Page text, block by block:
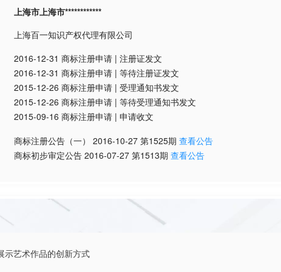
上海市上海市************
上海百一知识产权代理有限公司
2016-12-31 商标注册申请 | 注册证发文
2016-12-31 商标注册申请 | 等待注册证发文
2015-12-26 商标注册申请 | 受理通知书发文
2015-12-26 商标注册申请 | 等待受理通知书发文
2015-09-16 商标注册申请 | 申请收文
商标注册公告（一） 2016-10-27 第1525期 查看公告
商标初步审定公告 2016-07-27 第1513期 查看公告
示艺术作品的创新方式